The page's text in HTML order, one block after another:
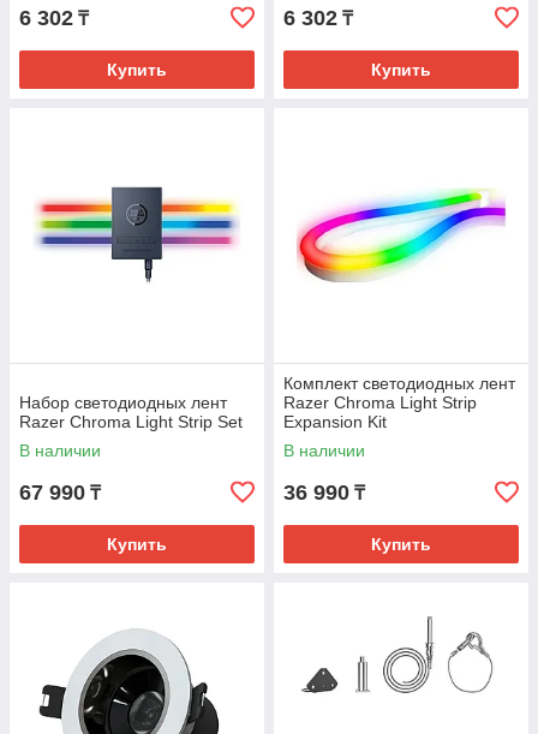
6 302 ₸
Купить
6 302 ₸
Купить
Набор светодиодных лент
Razer Chroma Light Strip Set
В наличии
67 990 ₸
Купить
Комплект светодиодных лент
Razer Chroma Light Strip
Expansion Kit
В наличии
36 990 ₸
Купить